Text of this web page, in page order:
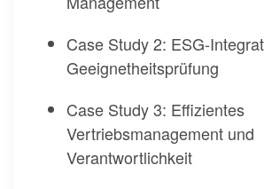
Case Study 2: ESG-
Geeignetheitsprüfung
Case Study 3: Effizientes
Vertriebsmanagement und
Verantwortlichkeit